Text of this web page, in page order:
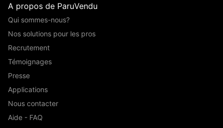
A propos de ParuVendu
Qui sommes-nous?
Nos solutions pour les pros
Recrutement
Témoignages
Presse
Applications
Nous contacter
Aide - FAQ